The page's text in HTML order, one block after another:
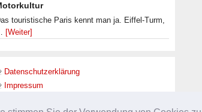
touristische Paris kennt man ja. Eiffel-Turm,
[Weiter]
Datenschutzerklärung
Impressum